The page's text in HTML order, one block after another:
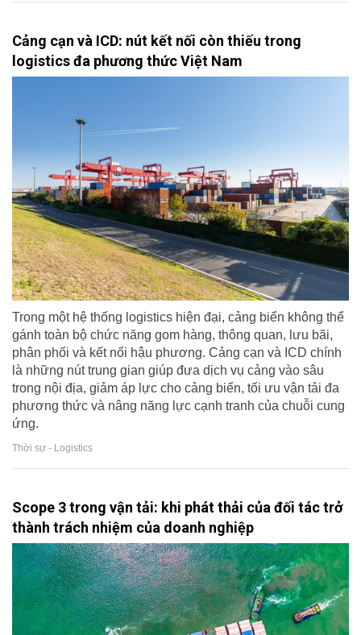
Cảng cạn và ICD: nút kết nối còn thiếu trong
logistics đa phương thức Việt Nam
Trong một hệ thống logistics hiện đại, cảng biển không thể
gánh toàn bộ chức năng gom hàng, thông quan, lưu bãi,
phân phối và kết nối hậu phương. Cảng cạn và ICD chính
là những nút trung gian giúp đưa dịch vụ cảng vào sâu
trong nội địa, giảm áp lực cho cảng biển, tối ưu vận tải đa
phương thức và nâng năng lực cạnh tranh của chuỗi cung
ứng.
Thời sự - Logistics
Scope 3 trong vận tải: khi phát thải của đối tác trở
thành trách nhiệm của doanh nghiệp